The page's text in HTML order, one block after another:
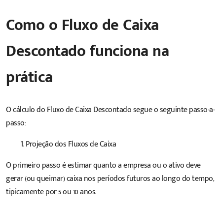
Como o Fluxo de Caixa
Descontado funciona na
prática
O cálculo do Fluxo de Caixa Descontado segue o seguinte passo-a-
passo:
Projeção dos Fluxos de Caixa
O primeiro passo é estimar quanto a empresa ou o ativo deve
gerar (ou queimar) caixa nos períodos futuros ao longo do tempo,
tipicamente por 5 ou 10 anos.